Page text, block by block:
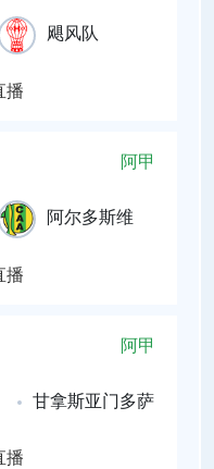
飓风队
播
阿甲
阿尔多斯维
播
阿甲
甘拿斯亚门多萨
播